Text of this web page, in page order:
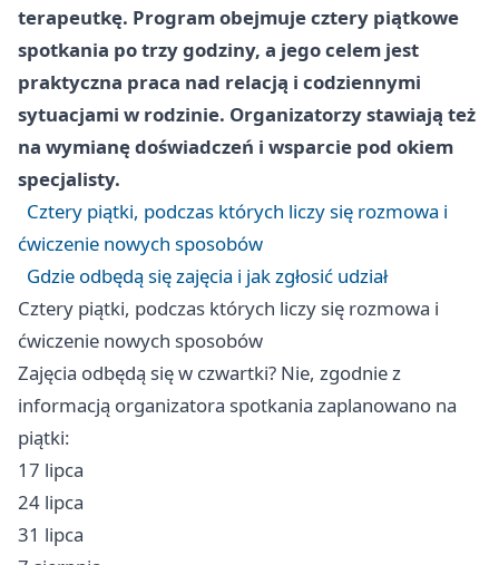
terapeutkę. Program obejmuje cztery piątkowe
spotkania po trzy godziny, a jego celem jest
praktyczna praca nad relacją i codziennymi
sytuacjami w rodzinie. Organizatorzy stawiają też
na wymianę doświadczeń i wsparcie pod okiem
specjalisty.
Cztery piątki, podczas których liczy się rozmowa i
ćwiczenie nowych sposobów
Gdzie odbędą się zajęcia i jak zgłosić udział
Cztery piątki, podczas których liczy się rozmowa i
ćwiczenie nowych sposobów
Zajęcia odbędą się w czwartki? Nie, zgodnie z
informacją organizatora spotkania zaplanowano na
piątki:
17 lipca
24 lipca
31 lipca